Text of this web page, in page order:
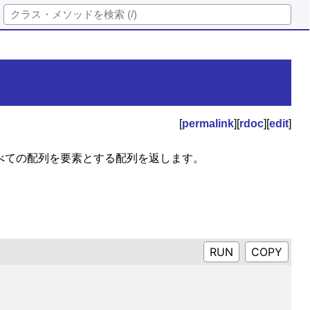
[permalink][rdoc][edit]
の配列を要素とする配列を返します。
RUN